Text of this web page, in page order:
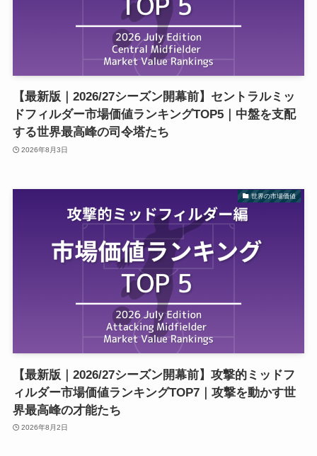
【最新版｜2026/27シーズン開幕前】セントラルミッ
ドフィルダー市場価値ランキングTOP5｜中盤を支配
する世界最高峰の司令塔たち
2026年8月3日
世界の市場価値
【最新版｜2026/27シーズン開幕前】攻撃的ミッドフ
ィルダー市場価値ランキングTOP7｜攻撃を動かす世
界最高峰の才能たち
2026年8月2日